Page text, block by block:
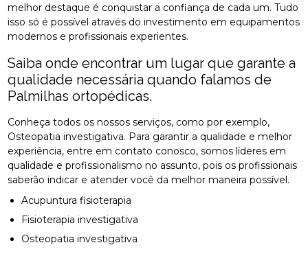
melhor destaque é conquistar a confiança de cada um. Tudo
isso só é possível através do investimento em equipamentos
modernos e profissionais experientes.
Saiba onde encontrar um lugar que garante a
qualidade necessária quando falamos de
Palmilhas ortopédicas.
Conheça todos os nossos serviços, como por exemplo,
Osteopatia investigativa. Para garantir a qualidade e melhor
experiência, entre em contato conosco, somos líderes em
qualidade e profissionalismo no assunto, pois os profissionais
saberão indicar e atender você da melhor maneira possível.
Acupuntura fisioterapia
Fisioterapia investigativa
Osteopatia investigativa